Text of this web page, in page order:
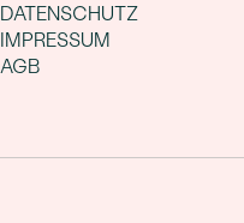
DATENSCHUTZ
IMPRESSUM
AGB